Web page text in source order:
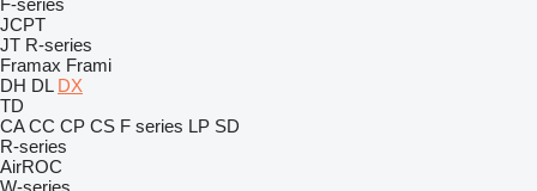
F-series
JCPT
JT R-series
Framax Frami
DH DL DX
TD
CA CC CP CS F series LP SD
R-series
AirROC
W-series